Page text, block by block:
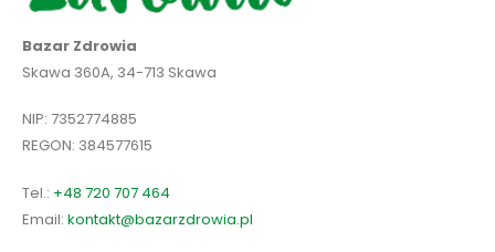
Bazar Zdrowia
Skawa 360A, 34-713 Skawa
NIP: 7352774885
REGON: 384577615
Tel.: +48 720 707 464
Email: kontakt@bazarzdrowia.pl